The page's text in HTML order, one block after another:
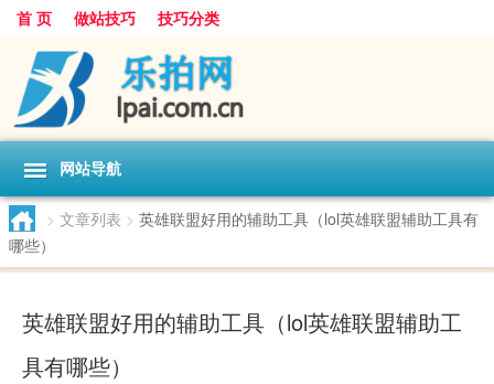
首 页 做站技巧 技巧分类
网站导航
> 文章列表 > 英雄联盟好用的辅助工具（lol英雄联盟辅助工具有
哪些）
英雄联盟好用的辅助工具（lol英雄联盟辅助工
具有哪些）